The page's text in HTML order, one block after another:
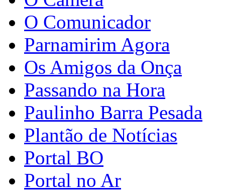
O Comunicador
Parnamirim Agora
Os Amigos da Onça
Passando na Hora
Paulinho Barra Pesada
Plantão de Notícias
Portal BO
Portal no Ar